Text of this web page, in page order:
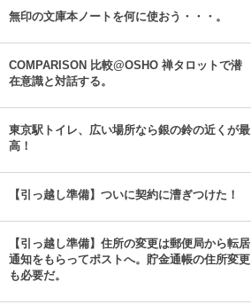
無印の文庫本ノートを何に使おう・・・。
COMPARISON 比較@OSHO 禅タロットで潜
在意識と対話する。
東京駅トイレ、広い場所なら銀の鈴の近くが最
高！
【引っ越し準備】ついに契約に漕ぎつけた！
【引っ越し準備】住所の変更は郵便局から転居
通知をもらってポストへ。貯金通帳の住所変更
も必要だ。